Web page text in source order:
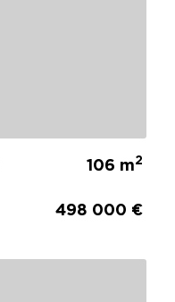
106 m2
498 000 €